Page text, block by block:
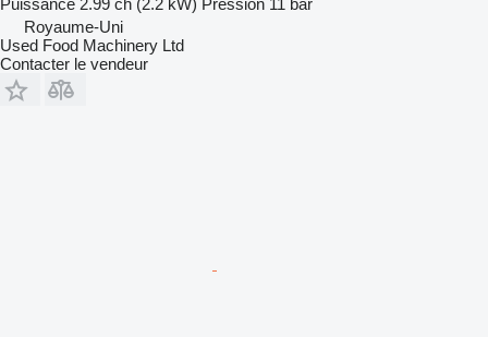
Puissance 2.99 ch (2.2 kW) Pression 11 bar
Royaume-Uni
Used Food Machinery Ltd
Contacter le vendeur